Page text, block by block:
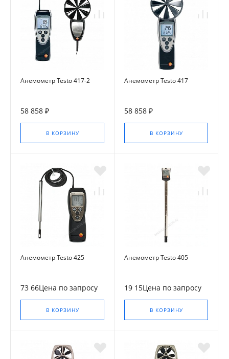
Анемометр Testo 417-2
58 858 ₽
В КОРЗИНУ
Анемометр Testo 417
58 858 ₽
В КОРЗИНУ
Анемометр Testo 425
73 66Цена по запросу
В КОРЗИНУ
Анемометр Testo 405
19 15Цена по запросу
В КОРЗИНУ